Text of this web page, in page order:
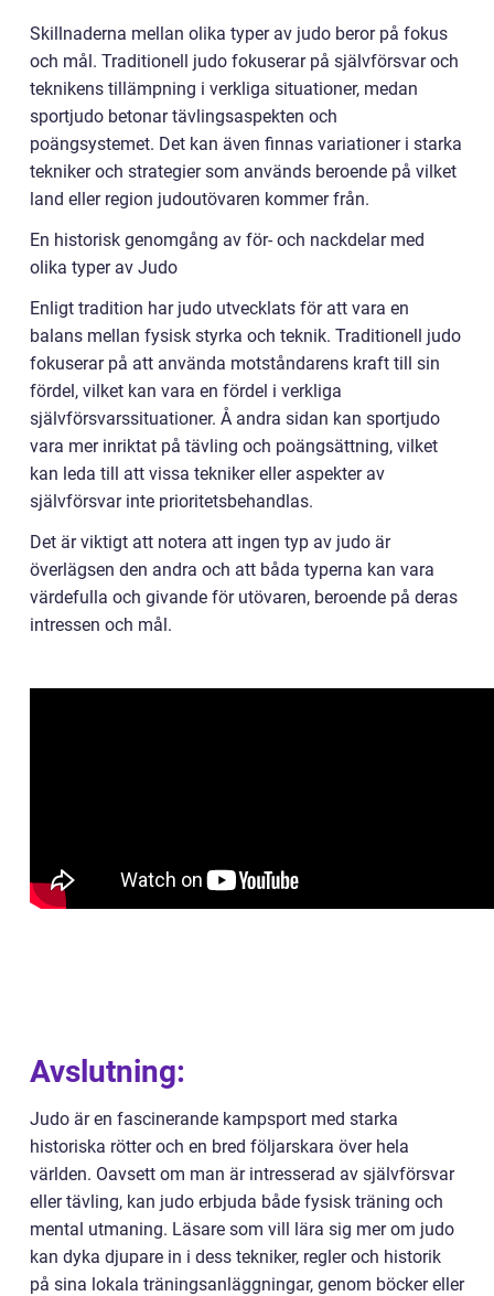
Skillnaderna mellan olika typer av judo beror på fokus
och mål. Traditionell judo fokuserar på självförsvar och
teknikens tillämpning i verkliga situationer, medan
sportjudo betonar tävlingsaspekten och
poängsystemet. Det kan även finnas variationer i starka
tekniker och strategier som används beroende på vilket
land eller region judoutövaren kommer från.
En historisk genomgång av för- och nackdelar med
olika typer av Judo
Enligt tradition har judo utvecklats för att vara en
balans mellan fysisk styrka och teknik. Traditionell judo
fokuserar på att använda motståndarens kraft till sin
fördel, vilket kan vara en fördel i verkliga
självförsvarssituationer. Å andra sidan kan sportjudo
vara mer inriktat på tävling och poängsättning, vilket
kan leda till att vissa tekniker eller aspekter av
självförsvar inte prioritetsbehandlas.
Det är viktigt att notera att ingen typ av judo är
överlägsen den andra och att båda typerna kan vara
värdefulla och givande för utövaren, beroende på deras
intressen och mål.
Avslutning:
Judo är en fascinerande kampsport med starka
historiska rötter och en bred följarskara över hela
världen. Oavsett om man är intresserad av självförsvar
eller tävling, kan judo erbjuda både fysisk träning och
mental utmaning. Läsare som vill lära sig mer om judo
kan dyka djupare in i dess tekniker, regler och historik
på sina lokala träningsanläggningar, genom böcker eller